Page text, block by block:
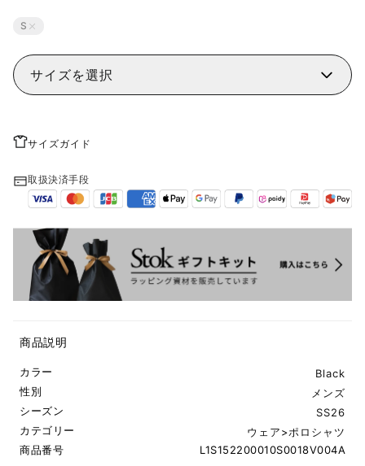
S
サイズを選択
サイズガイド
取扱決済手段
商品説明
カラー
Black
性別
メンズ
シーズン
SS26
カテゴリー
ウェア>ポロシャツ
商品番号
L1S152200010S0018V004A